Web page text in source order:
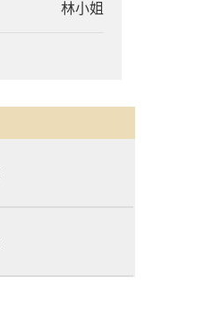
林小姐